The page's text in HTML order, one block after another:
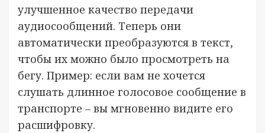
улучшенное качество передачи
аудиосообщений. Теперь они
автоматически преобразуются в текст,
чтобы их можно было просмотреть на
бегу. Пример: если вам не хочется
слушать длинное голосовое сообщение в
транспорте – вы мгновенно видите его
расшифровку.